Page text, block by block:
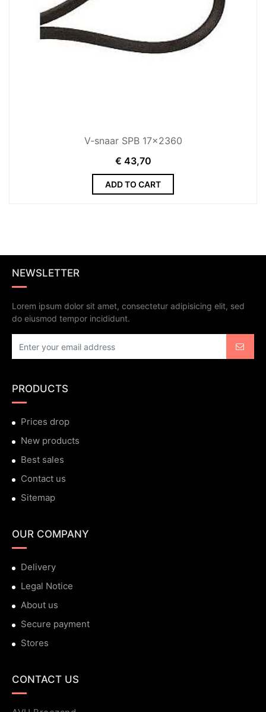
V-snaar SPB 17x2360
€ 43,70
ADD TO CART
NEWSLETTER
Lorem ipsum dolor sit amet, consectetur adipisicing elit, sed
do eiusmod tempor incididunt.
PRODUCTS
Prices drop
New products
Best sales
Contact us
Sitemap
OUR COMPANY
Delivery
Legal Notice
About us
Secure payment
Stores
CONTACT US